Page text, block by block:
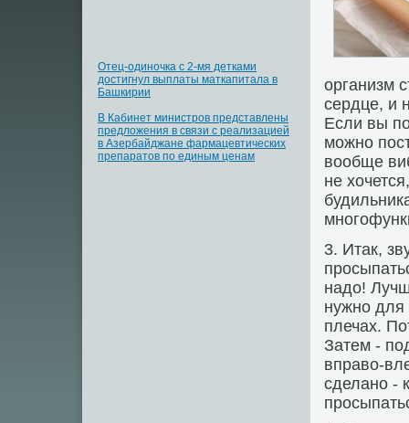
Отец-одиночка с 2-мя детками
достигнул выплаты маткапитала в
Башкирии
В Кабинет министров представлены
предложения в связи с реализацией
в Азербайджане фармацевтических
препаратов по единым ценам
организм
сердце, и
Если вы
можно
вообще
не
3. Итак,
надо!
нужно для
плечах.
Затем -
вправо-
сделано -